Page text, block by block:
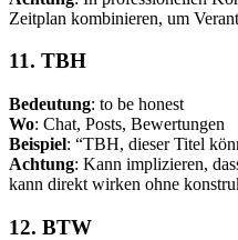
Zeitplan kombinieren, um
11. TBH
Bedeutung: to be honest
Wo: Chat, Posts, Bewertungen
Beispiel: “TBH, dieser Titel
Achtung: Kann implizieren,
kann direkt wirken ohne
12. BTW